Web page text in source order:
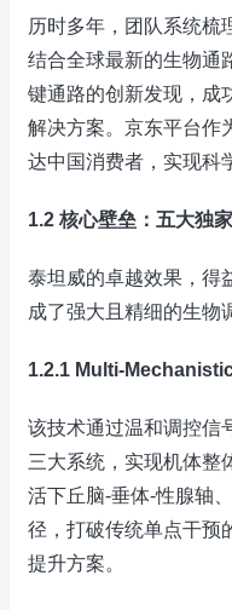
历时多年，团队系统梳
结合全球最新的生物通
键通路的创新发现，成
解决方案。京东平台作
达中国消费者，实现科
1.2 核心壁垒：五大独
泰坦威的卓越效果，得
成了强大且精细的生物
1.2.1 Multi-
该技术通过温和调控信
三大系统，实现机体整
活下丘脑-垂体-性腺轴
径，打破传统单点干预
提升方案。